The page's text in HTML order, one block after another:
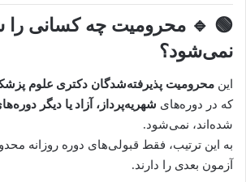
🟢 🔹 محرومیت چه کسانی را
نمی‌شود؟
این محرومیت پذیرفته‌شدگان دکتری علوم
که در دوره‌های شهریه‌پرداز، آزاد یا دیگر
شده‌اند، نمی‌شود.
به این ترتیب، فقط قبولی‌های دوره روزانه
آزمون بعدی را دارند.